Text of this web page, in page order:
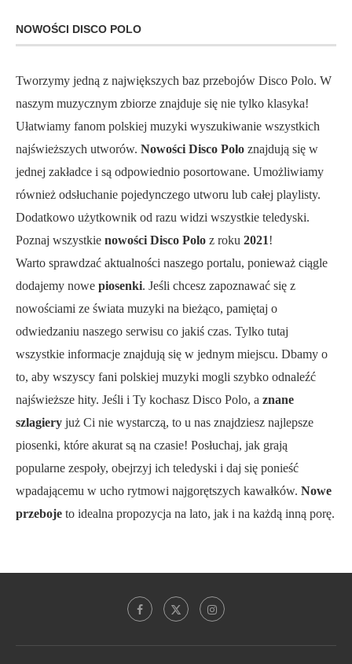
NOWOŚCI DISCO POLO
Tworzymy jedną z największych baz przebojów Disco Polo. W
naszym muzycznym zbiorze znajduje się nie tylko klasyka!
Ułatwiamy fanom polskiej muzyki wyszukiwanie wszystkich
najświeższych utworów. Nowości Disco Polo znajdują się w
jednej zakładce i są odpowiednio posortowane. Umożliwiamy
również odsłuchanie pojedynczego utworu lub całej playlisty.
Dodatkowo użytkownik od razu widzi wszystkie teledyski.
Poznaj wszystkie nowości Disco Polo z roku 2021!
Warto sprawdzać aktualności naszego portalu, ponieważ ciągle
dodajemy nowe piosenki. Jeśli chcesz zapoznawać się z
nowościami ze świata muzyki na bieżąco, pamiętaj o
odwiedzaniu naszego serwisu co jakiś czas. Tylko tutaj
wszystkie informacje znajdują się w jednym miejscu. Dbamy o
to, aby wszyscy fani polskiej muzyki mogli szybko odnaleźć
najświeższe hity. Jeśli i Ty kochasz Disco Polo, a znane
szlagiery już Ci nie wystarczą, to u nas znajdziesz najlepsze
piosenki, które akurat są na czasie! Posłuchaj, jak grają
popularne zespoły, obejrzyj ich teledyski i daj się ponieść
wpadającemu w ucho rytmowi najgorętszych kawałków. Nowe
przeboje to idealna propozycja na lato, jak i na każdą inną porę.